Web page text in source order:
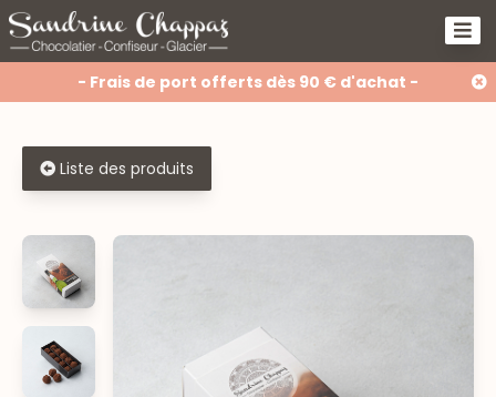
- Frais de port offerts dès 90 € d'achat -
Liste des produits